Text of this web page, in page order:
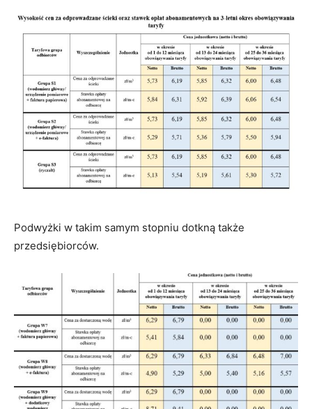
Podwyżki w takim samym stopniu dotkną także
przedsiębiorców.